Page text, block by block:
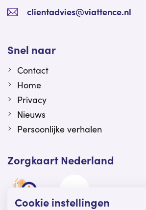
clientadvies@viattence.nl
Snel naar
Contact
Home
Privacy
Nieuws
Persoonlijke verhalen
Zorgkaart Nederland
Cookie instellingen